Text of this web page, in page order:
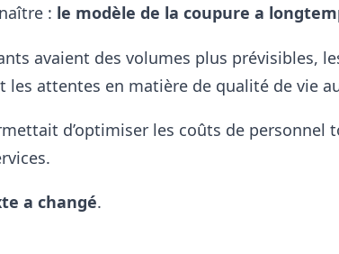
: le modèle de la coupure a
avaient des volumes plus prévisibles, l
les attentes en matière de qualité de vie
d’optimiser les coûts de personnel
a changé.